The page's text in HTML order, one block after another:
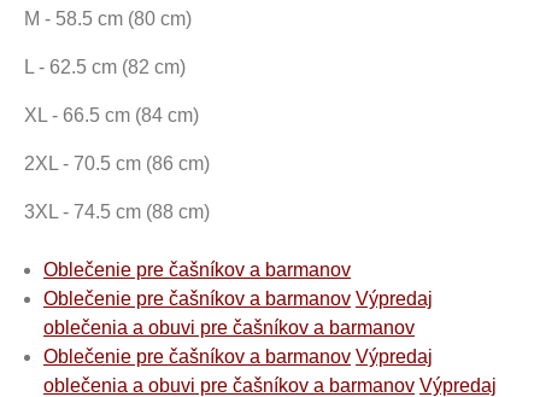
M - 58.5 cm (80 cm)
L - 62.5 cm (82 cm)
XL - 66.5 cm (84 cm)
2XL - 70.5 cm (86 cm)
3XL - 74.5 cm (88 cm)
Oblečenie pre čašníkov a barmanov
Oblečenie pre čašníkov a barmanov Výpredaj
oblečenia a obuvi pre čašníkov a barmanov
Oblečenie pre čašníkov a barmanov Výpredaj
oblečenia a obuvi pre čašníkov a barmanov Výpredaj